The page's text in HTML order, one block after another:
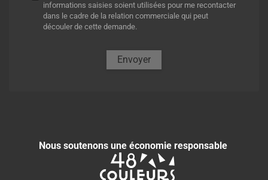
informations saisies soient utilisées pour me recontacter
dans le cadre de la relation commerciale qui peut
découler de cette demande.
Envoyer
Nous soutenons une économie responsable